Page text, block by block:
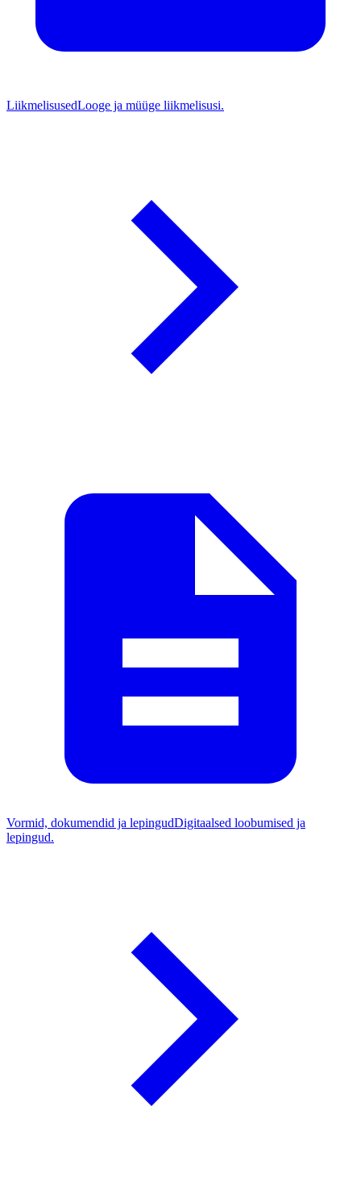
LiikmelisusedLooge ja müüge liikmelisusi.
Vormid, dokumendid ja lepingudDigitaalsed loobumised ja
lepingud.